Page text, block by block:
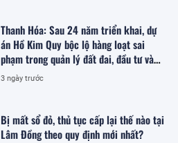
Thanh Hóa: Sau 24 năm triển khai, dự
án Hồ Kim Quy bộc lộ hàng loạt sai
phạm trong quản lý đất đai, đầu tư và
quy hoạch
3 ngày trước
Bị mất sổ đỏ, thủ tục cấp lại thế nào tại
Lâm Đồng theo quy định mới nhất?